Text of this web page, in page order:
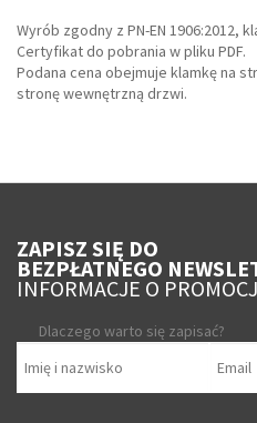
Wyrób zgodny z PN-EN 1906:2012,
Certyfikat do pobrania w pliku PDF.
Podana cena obejmuje klamkę na
stronę wewnętrzną drzwi.
ZAPISZ SIĘ DO
BEZPŁATNEGO
INFORMACJE O
Dlaczego warto się zapisać?